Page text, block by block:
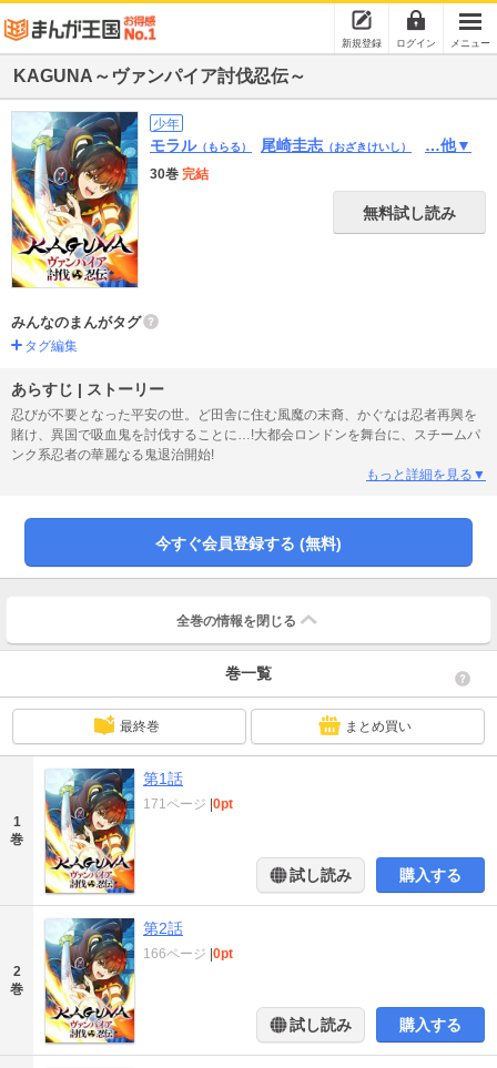
新規登録 ログイン メニュー
KAGUNA～ヴァンパイア討伐忍伝～
少年
モラル（もらる） 尾崎圭志 （おざきけいし） …他▼
30巻 完結
無料試し読み
みんなのまんがタグ
タグ編集
あらすじ | ストーリー
忍びが不要となった平安の世。ど田舎に住む風魔の末裔、かぐなは忍者再興を
賭け、異国で吸血鬼を討伐することに…!大都会ロンドンを舞台に、スチームパ
ンク系忍者の華麗なる鬼退治開始!
もっと詳細を見る▼
今すぐ会員登録する (無料)
全巻の情報を 閉じる
巻一覧
最終巻 まとめ買い
1
巻
第1話
171ページ 0pt
試し読み 購入する
2
巻
第2話
166ページ 0pt
試し読み 購入する